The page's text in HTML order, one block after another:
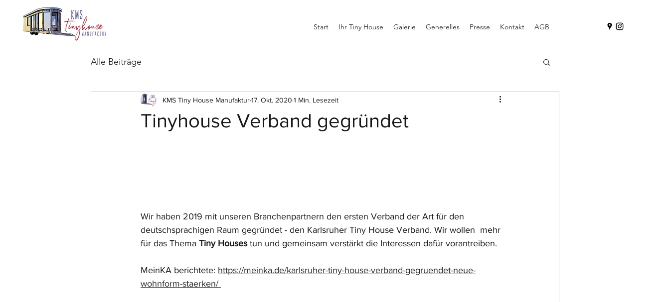
Start Ihr Tiny House Galerie Generelles Presse Kontakt AGB
Alle Beiträge
Tinyhouse Verband gegründet
KMS Tiny House Manufaktur17. Okt. 2020 1 Min. Lesezeit
Wir haben 2019 mit unseren Branchenpartnern den ersten Verband der Art für den
deutschsprachigen Raum gegründet - den Karlsruher Tiny House Verband. Wir wollen  mehr
für das Thema Tiny Houses tun und gemeinsam verstärkt die Interessen dafür vorantreiben.
MeinKA berichtete: https://meinka.de/karlsruher-tiny-house-verband-gegruendet-neue-
wohnform-staerken/